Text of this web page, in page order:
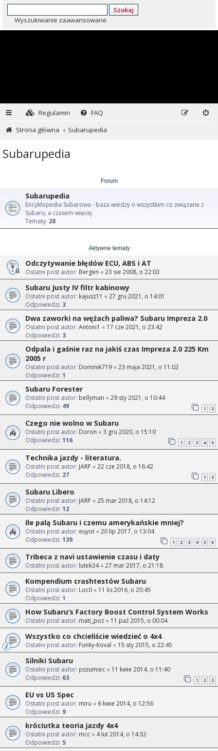
Szukaj
Wyszukiwanie zaawansowane
Regulamin
FAQ
Strona główna
Subarupedia
Subarupedia
Forum
Subarupedia
Encyklopedia Subarowa - baza wiedzy o wszystkim co związane z
Subaru, a czasem więcej
Tematy: 28
Aktywne tematy
Odczytywanie błędów ECU, ABS i AT
Ostatni post autor: Bergen « 23 sie 2008, o 22:03
Subaru Justy IV filtr kabinowy
Ostatni post autor: kajusz11 « 27 gru 2021, o 14:01
Odpowiedzi: 3
Dwa zaworki na wężach paliwa? Subaru Impreza 2.0
Ostatni post autor: Antoni1 « 17 cze 2021, o 23:42
Odpowiedzi: 3
Odpala i gaśnie raz na jakiś czas Impreza 2.0 225 Km
2005 r
Ostatni post autor: Dominik719 « 23 maja 2021, o 11:02
Odpowiedzi: 1
Subaru Forester
Ostatni post autor: bellyman « 29 sty 2021, o 10:44
Odpowiedzi: 49 1 2
Czego nie wolno w Subaru
Ostatni post autor: Doron « 3 gru 2020, o 15:10
Odpowiedzi: 116 1 2 3 4 5
Technika jazdy - literatura.
Ostatni post autor: JARP « 22 cze 2018, o 16:42
Odpowiedzi: 27 1 2
Subaru Libero
Ostatni post autor: JARP « 25 mar 2018, o 14:12
Odpowiedzi: 12
Ile palą Subaru i czemu amerykańskie mniej?
Ostatni post autor: euyot « 20 lip 2017, o 13:04
Odpowiedzi: 139 1 2 3 4 5 6
Tribeca z navi ustawienie czasu i daty
Ostatni post autor: lutek34« 27 mar 2017, o 21:18
Kompendium crashtestów Subaru
Ostatni post autor: Loc0 « 11 lis 2016, o 20:45
Odpowiedzi: 1
How Subaru’s Factory Boost Control System Works
Ostatni post autor: mati_poz « 11 paź 2015, o 00:04
Wszystko co chcieliście wiedzieć o 4x4
Ostatni post autor: Funky-Koval « 15 sty 2015, o 22:45
Silniki Subaru
Ostatni post autor: pszumiec « 11 kwie 2014, o 11:40
Odpowiedzi: 63 1 2 3
EU vs US Spec
Ostatni post autor: miru « 6 kwie 2014, o 12:56
Odpowiedzi: 9
króciutka teoria jazdy 4x4
Ostatni post autor: mcc « 4 lut 2014, o 14:32
Odpowiedzi: 5